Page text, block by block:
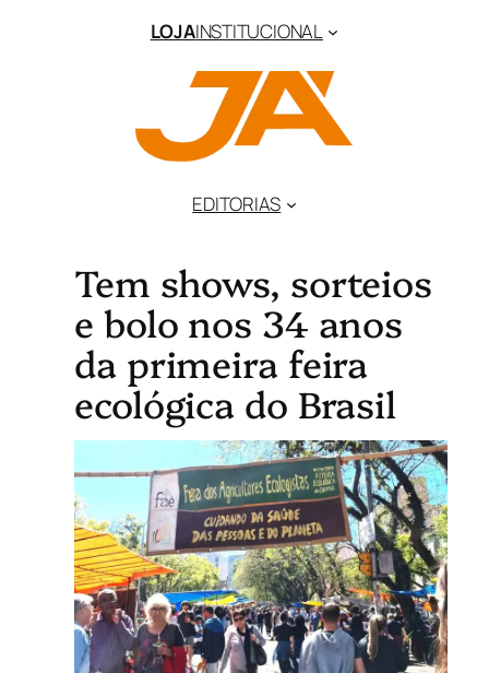
LOJAINSTITUCIONAL
EDITORIAS
Tem shows, sorteios
e bolo nos 34 anos
da primeira feira
ecológica do Brasil